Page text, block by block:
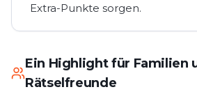
Extra-Punkte sorgen.
Ein Highlight für Familien
Rätselfreunde